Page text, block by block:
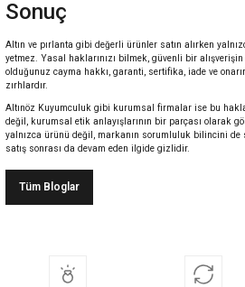
Sonuç
Altın ve pırlanta gibi değerli ürünler satın alırken
yetmez. Yasal haklarınızı bilmek, güvenli bir
olduğunuz cayma hakkı, garanti, sertifika, iade ve
zırhlardır.
Altınöz Kuyumculuk gibi kurumsal firmalar ise bu
değil, kurumsal etik anlayışlarının bir parçası olarak
yalnızca ürünü değil, markanın sorumluluk bilincini de
satış sonrası da devam eden ilgide gizlidir.
Tüm Bloglar